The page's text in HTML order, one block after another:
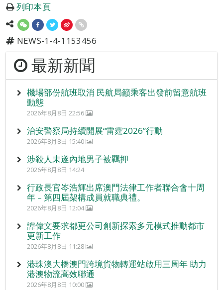
列印本頁
NEWS-1-4-1153456
最新新聞
機場部份航班取消 民航局籲乘客出發前留意航班
動態
2026年8月8日 22:56
治安警察局持續開展“雷霆2026”行動
2026年8月8日 15:40
涉殺人未遂內地男子被羈押
2026年8月8日 14:24
行政長官岑浩輝出席澳門法律工作者聯合會十周
年 – 第四屆架構成員就職典禮。
2026年8月8日 12:04
譚偉文要求都更公司創新探索多元模式推動都市
更新工作
2026年8月8日 11:28
港珠澳大橋澳門跨境貨物轉運站啟用三周年 助力
港澳物流高效聯通
2026年8月8日 10:00